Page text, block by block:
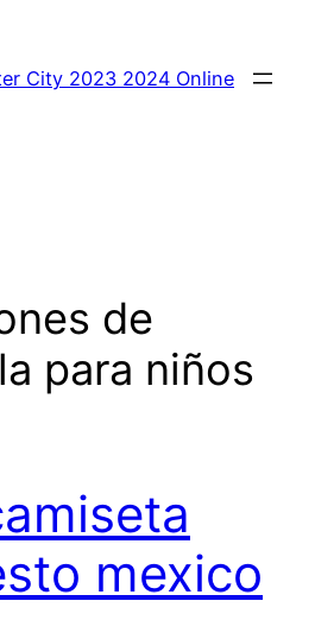
City 2023 2024 Online
de
para niños
mexico